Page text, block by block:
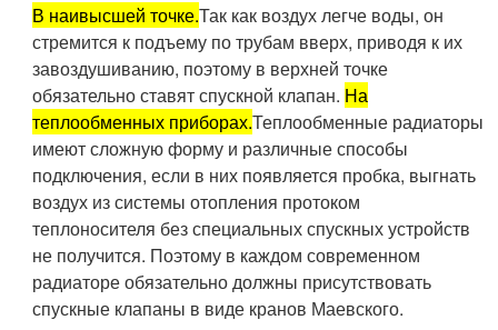
В наивысшей точке.Так как воздух легче воды, он
стремится к подъему по трубам вверх, приводя к их
завоздушиванию, поэтому в верхней точке
обязательно ставят спускной клапан. На
теплообменных приборах.Теплообменные радиаторы
имеют сложную форму и различные способы
подключения, если в них появляется пробка, выгнать
воздух из системы отопления протоком
теплоносителя без специальных спускных устройств
не получится. Поэтому в каждом современном
радиаторе обязательно должны присутствовать
спускные клапаны в виде кранов Маевского.